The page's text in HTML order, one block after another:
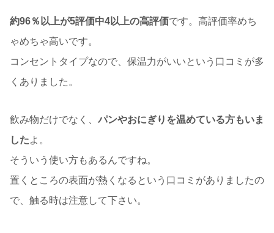
約96％以上が5評価中4以上の高評価です。高評価率めち
ゃめちゃ高いです。
コンセントタイプなので、保温力がいいという口コミが多
くありました。
飲み物だけでなく、 パンやおにぎりを温めている方もいま
したよ。
そういう使い方もあるんですね。
置くところの表面が熱くなるという口コミがありましたの
で、触る時は注意して下さい。